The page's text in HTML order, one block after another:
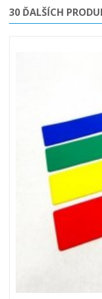
30 ĎALŠÍCH